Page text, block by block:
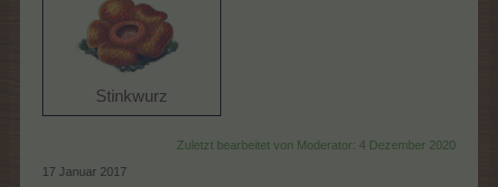
Stinkwurz​
Zuletzt bearbeitet von Moderator: 4 Dezember 2020
17 Januar 2017